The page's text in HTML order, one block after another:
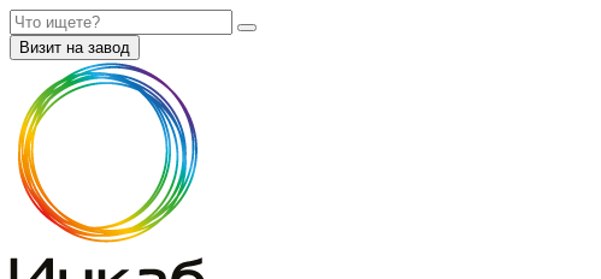
Визит на завод